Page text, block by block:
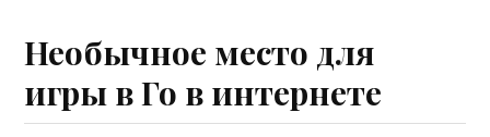
Необычное место для
игры в Го в интернете